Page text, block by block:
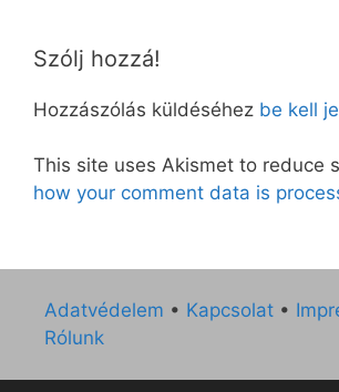
Szólj hozzá!
Hozzászólás küldéséhez be kell
This site uses Akismet to reduce
how your comment data is
Adatvédelem • Kapcsolat •
Rólunk